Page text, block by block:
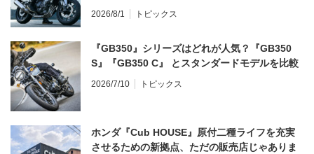
2026/8/1 トピックス
『GB350』シリーズはどれが人気？『GB350
S』『GB350 C』 とスタンダードモデルを比較
2026/7/10 トピックス
ホンダ『Cub HOUSE』原付二種ライフを充実
させるための新拠点、ただの販売店じゃありま